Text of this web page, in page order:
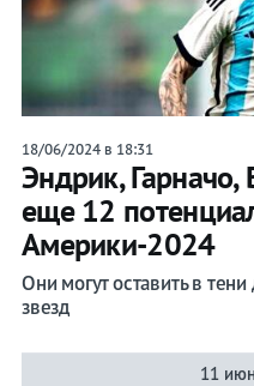
18/06/2024 в 18:31
Эндрик, Гарначо,
еще 12
Америки-2024
Они могут оставить в
звезд
11